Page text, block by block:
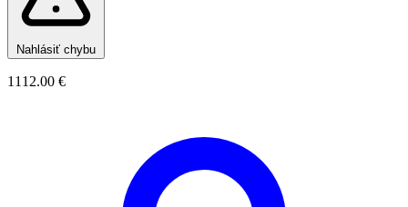
Nahlásiť chybu
1112.00 €